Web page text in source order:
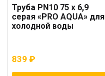
Труба PN10 75 x 6,9
серая «PRO AQUA» для
холодной воды
839 ₽